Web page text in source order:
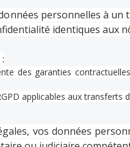
personnelles à
identiques aux
des garanties
applicables aux transferts
vos données